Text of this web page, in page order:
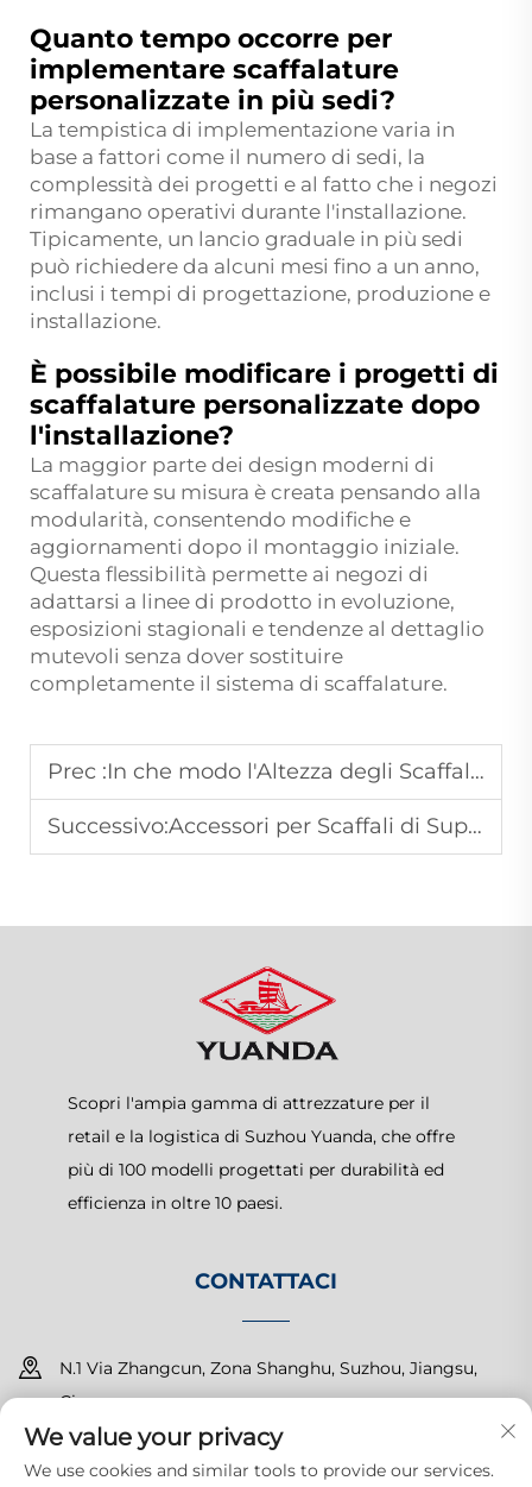
Quanto tempo occorre per
implementare scaffalature
personalizzate in più sedi?
La tempistica di implementazione varia in
base a fattori come il numero di sedi, la
complessità dei progetti e al fatto che i negozi
rimangano operativi durante l'installazione.
Tipicamente, un lancio graduale in più sedi
può richiedere da alcuni mesi fino a un anno,
inclusi i tempi di progettazione, produzione e
installazione.
È possibile modificare i progetti di
scaffalature personalizzate dopo
l'installazione?
La maggior parte dei design moderni di
scaffalature su misura è creata pensando alla
modularità, consentendo modifiche e
aggiornamenti dopo il montaggio iniziale.
Questa flessibilità permette ai negozi di
adattarsi a linee di prodotto in evoluzione,
esposizioni stagionali e tendenze al dettaglio
mutevoli senza dover sostituire
completamente il sistema di scaffalature.
Prec :In che modo l'Altezza degli Scaffali Influisce sulla Visibilità del Prodotto
Successivo:Accessori per Scaffali di Supermercato per Migliorare l'Esposizione
Scopri l'ampia gamma di attrezzature per il
retail e la logistica di Suzhou Yuanda, che offre
più di 100 modelli progettati per durabilità ed
efficienza in oltre 10 paesi.
CONTATTACI
N.1 Via Zhangcun, Zona Shanghu, Suzhou, Jiangsu,
Cina
+86-15150179453
We value your privacy
We use cookies and similar tools to provide our services.